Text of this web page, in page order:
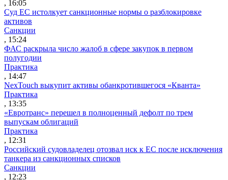
, 16:05
Суд ЕС истолкует санкционные нормы о разблокировке
активов
Санкции
, 15:24
ФАС раскрыла число жалоб в сфере закупок в первом
полугодии
Практика
, 14:47
NexTouch выкупит активы обанкротившегося «Кванта»
Практика
, 13:35
«Евротранс» перешел в полноценный дефолт по трем
выпускам облигаций
Практика
, 12:31
Российский судовладелец отозвал иск к ЕС после исключения
танкера из санкционных списков
Санкции
, 12:23